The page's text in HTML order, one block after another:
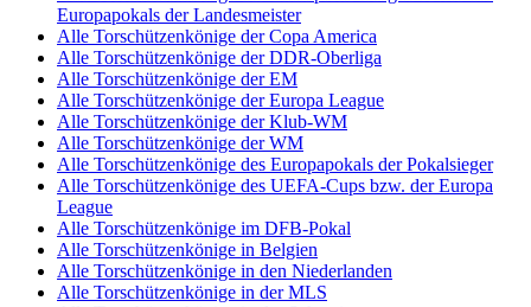
Europapokals der Landesmeister
Alle Torschützenkönige der Copa America
Alle Torschützenkönige der DDR-Oberliga
Alle Torschützenkönige der EM
Alle Torschützenkönige der Europa League
Alle Torschützenkönige der Klub-WM
Alle Torschützenkönige der WM
Alle Torschützenkönige des Europapokals der Pokalsieger
Alle Torschützenkönige des UEFA-Cups bzw. der Europa
League
Alle Torschützenkönige im DFB-Pokal
Alle Torschützenkönige in Belgien
Alle Torschützenkönige in den Niederlanden
Alle Torschützenkönige in der MLS